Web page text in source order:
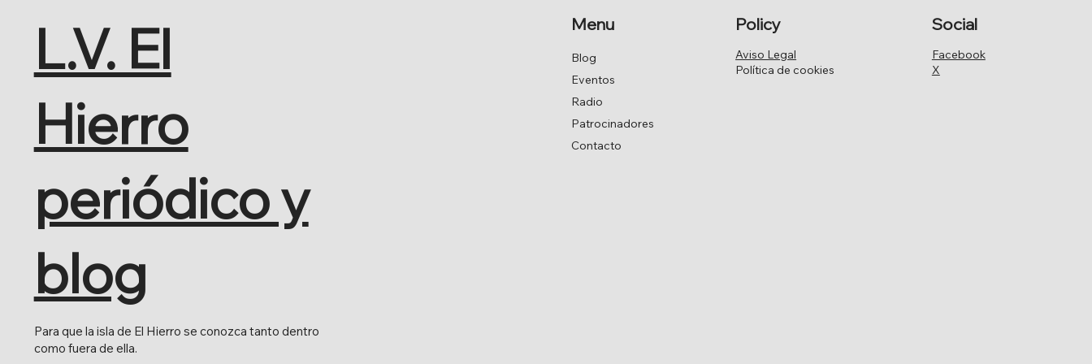
Facebook
X
Social
Aviso Legal
Política de cookies
Policy
Blog
Eventos
Radio
Patrocinadores
Contacto
Menu
Para que la isla de El Hierro se conozca tanto dentro
como fuera de ella.
L.V. El
Hierro
periódico y
blog